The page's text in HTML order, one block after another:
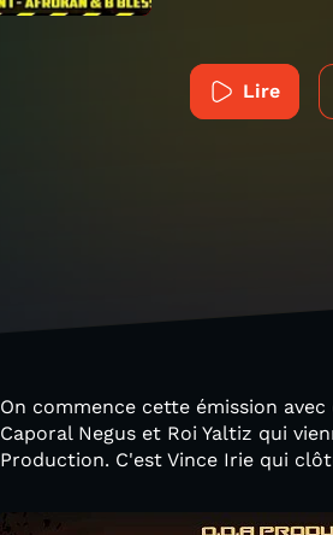
Lire
On commence cette émission
Caporal Negus et Roi Yaltiz qui
Production. C'est Vince Irie qui